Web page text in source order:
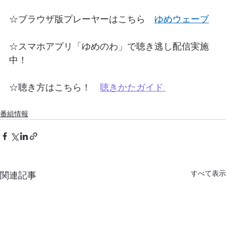
☆ブラウザ版プレーヤーはこちら ゆめウェーブ
☆スマホアプリ「ゆめのわ」で聴き逃し配信実施
中！
☆聴き方はこちら！ 聴きかたガイド
番組情報
関連記事 すべて表示